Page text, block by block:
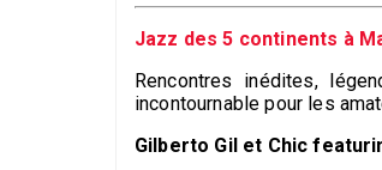
Jazz des 5 continents à
Rencontres inédites,
incontournable pour les
Gilberto Gil et Chic